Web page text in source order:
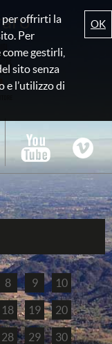
per offrirti la
Per
gestirli,
sito senza
e l’utilizzo di
OK
8 9 10
18 19 20
28 29 30